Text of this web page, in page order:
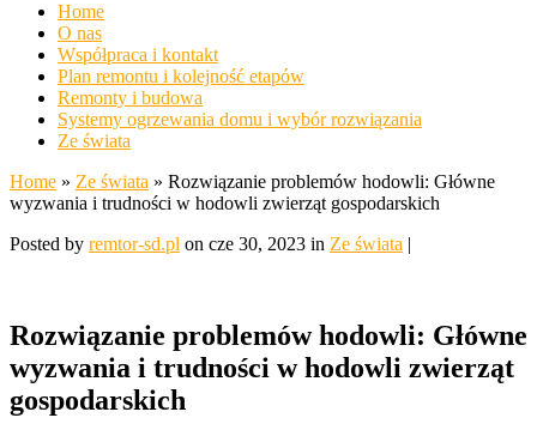
Home
O nas
Współpraca i kontakt
Plan remontu i kolejność etapów
Remonty i budowa
Systemy ogrzewania domu i wybór rozwiązania
Ze świata
Home » Ze świata » Rozwiązanie problemów hodowli: Główne
wyzwania i trudności w hodowli zwierząt gospodarskich
Posted by remtor-sd.pl on cze 30, 2023 in Ze świata |
Rozwiązanie problemów hodowli: Główne
wyzwania i trudności w hodowli zwierząt
gospodarskich